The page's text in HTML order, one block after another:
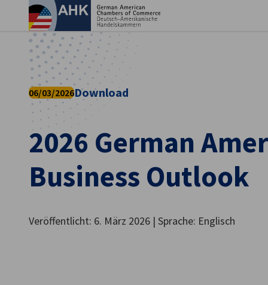
2026 German
Business Outlook
06/03/2026Download
Veröffentlicht: 6. März 2026 | Sprache: Englisch